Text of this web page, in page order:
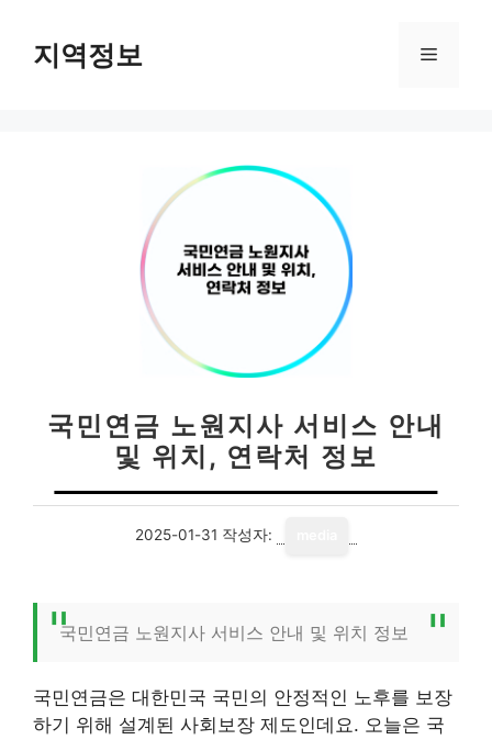
지역정보 메
국민연금 노원지사 서비스 안내
및 위치, 연락처 정보
2025-01-31 작성자:
국민연금 노원지사 서비스 안내 및 위치 정보
국민연금은 대한민국 국민의 안정적인 노후를 보장
하기 위해 설계된 사회보장 제도인데요. 오늘은 국